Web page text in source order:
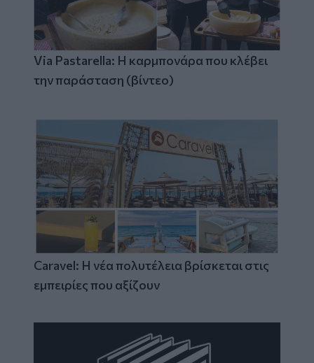
Via Pastarella: Η καρμπονάρα που κλέβει
την παράσταση (βίντεο)
Caravel: Η νέα πολυτέλεια βρίσκεται στις
εμπειρίες που αξίζουν